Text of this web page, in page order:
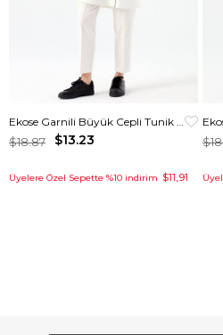
$13.23
$18.87
Üyelere Özel Sepette %10 indirim $11,91